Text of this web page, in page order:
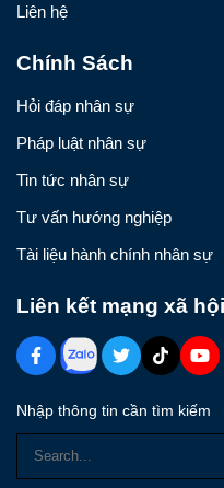
Liên hệ
Chính Sách
Hỏi đáp nhân sự
Pháp luật nhân sự
Tin tức nhân sự
Tư vấn hướng nghiệp
Tài liệu hành chính nhân sự
Liên kết mạng xã hội
Nhập thông tin cần tìm kiếm